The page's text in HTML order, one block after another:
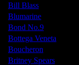
Bill Blass
Blumarine
Bond No.9
Bottega Veneta
Boucheron
Britney Spears